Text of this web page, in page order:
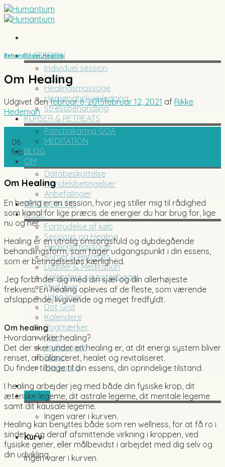
Skip
to
1:1 SESSION
Individuel session
Healing
Healingsmassage
Homøpatisk vejledning
Stressbehandling
KURSER & RETREATS
Panchakarma GOA
MEDITATION
BLOG
OM
Databeskyttelse
Handelsbetingelser
Anbefalinger
BESTIL DIN TID
SHOP
Fortrydelse af køb
Sessions og Healing
Healingsmassage
Kurser & Retreats
Lydfiler & Meditation
Kalendere og notesbøger
Med linier
Uden linier
Dot Grid
Kalendere
Bogmærker
Olier
Andet godt
Tilbud
Min konto
0,00kr.
Ingen varer i kurven.
Kurv
Ingen varer i kurven.
Behandlinger,Healing
Om Healing
Udgivet denfebruar 6, 2015februar 12, 2021 af Rikke
Hedeman
06
feb
Om Healing
En healing er en session, hvor jeg stiller mig til rådighed
som kanal for lige præcis de energier du har brug for, lige
nu og her.
Healing er en utrolig omsorgsfuld og dybdegående
behandlingsform, som tager udgangspunkt i din essens,
som er betingelsesløs kærlighed.
Jeg forbinder dig med din sjæl og din allerhøjeste
frekvens. En healing opleves af de fleste, som værende
afslappende, livgivende og meget fredfyldt.
Om healing
Hvordan virker healing?
Det der sker under en healing er, at dit energi system bliver
renset, afbalanceret, healet og revitaliseret.
Du finder tilbage til din essens, din oprindelige tilstand.
I healing arbejder jeg med både din fysiske krop, dit
æteriske legeme, dit astrale legeme, dit mentale legeme
samt dit kausale legeme.
Healing kan benyttes både som ren wellness, for at få ro i
sindet – og deraf afsmittende virkning i kroppen, ved
fysiske gener, eller målbevidst i arbejdet med dig selv og
din udvikling.